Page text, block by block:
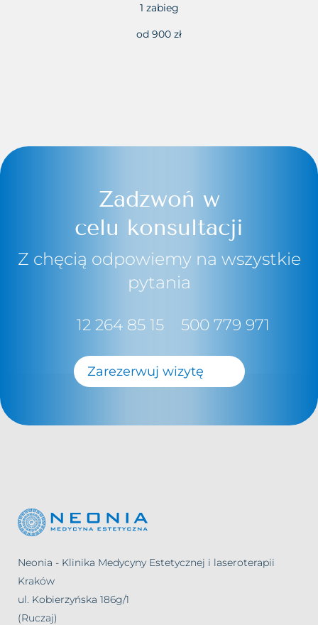
1 zabieg
od 900 zł
Zadzwoń w
celu konsultacji
Z chęcią odpowiemy na wszystkie
pytania
12 264 85 15 500 779 971
Zarezerwuj wizytę
Neonia - Klinika Medycyny Estetycznej i laseroterapii
Kraków
ul. Kobierzyńska 186g/1
(Ruczaj)